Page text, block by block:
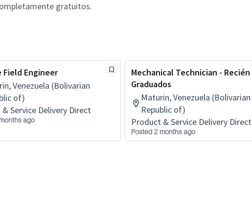
gratuitos.
Field Engineer
Venezuela (Bolivarian
of)
Service Delivery Direct
ago
Mechanical Technician - Recién
Graduados
Maturin, Venezuela (Bolivarian
Republic of)
Product & Service Delivery Direct
Posted 2 months ago